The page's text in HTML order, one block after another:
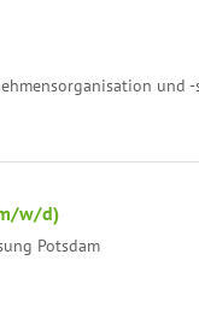
und
w/d)
Potsdam